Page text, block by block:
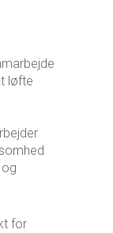
løfte
for